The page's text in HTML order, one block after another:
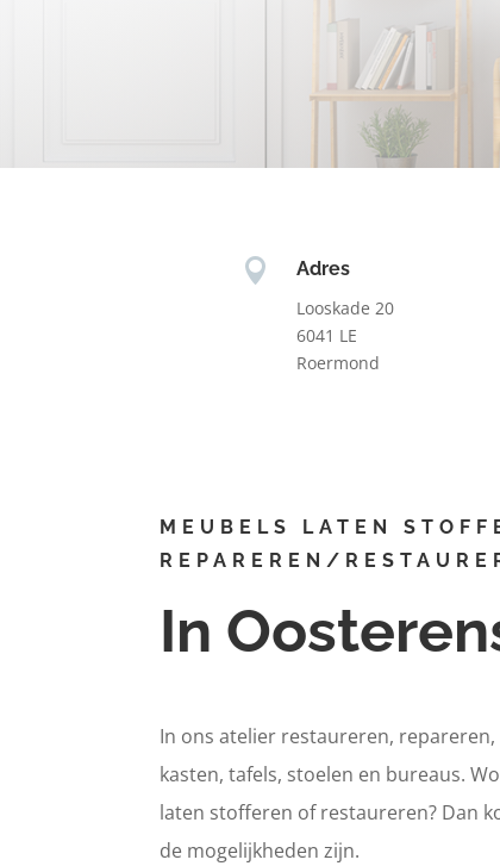

Adres
Looskade 20
6041 LE
Roermond
MEUBELS LATEN
REPAREREN/
In
In ons atelier restaureren,
kasten, tafels, stoelen en bureaus.
laten stofferen of restaureren? Dan
de mogelijkheden zijn.